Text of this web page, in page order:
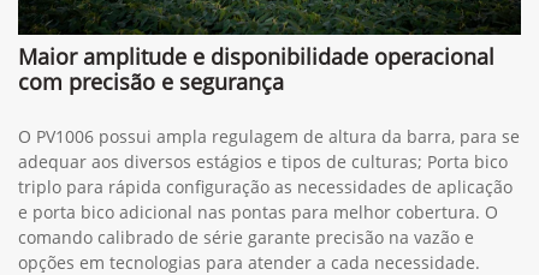
Maior amplitude e disponibilidade operacional
com precisão e segurança
O PV1006 possui ampla regulagem de altura da barra, para se
adequar aos diversos estágios e tipos de culturas; Porta bico
triplo para rápida configuração as necessidades de aplicação
e porta bico adicional nas pontas para melhor cobertura. O
comando calibrado de série garante precisão na vazão e
opções em tecnologias para atender a cada necessidade.